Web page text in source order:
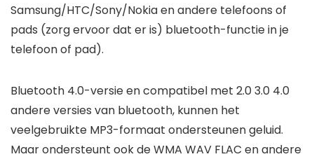
Samsung/HTC/Sony/Nokia en andere telefoons of
pads (zorg ervoor dat er is) bluetooth-functie in je
telefoon of pad).
Bluetooth 4.0-versie en compatibel met 2.0 3.0 4.0
andere versies van bluetooth, kunnen het
veelgebruikte MP3-formaat ondersteunen geluid.
Maar ondersteunt ook de WMA WAV FLAC en andere